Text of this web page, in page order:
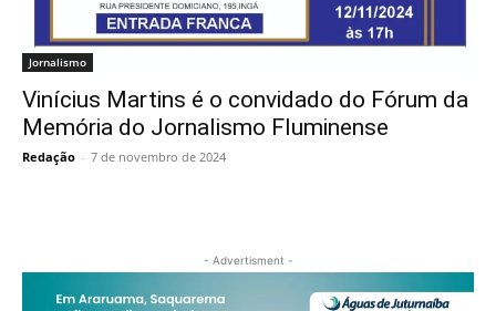
Jornalismo
Vinícius Martins é o convidado do Fórum da
Memória do Jornalismo Fluminense
Redação - 7 de novembro de 2024
- Advertisment -